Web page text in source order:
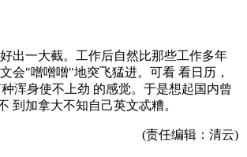
出一大截。工作后自然比那些工作多年
会"噌噌噌"地突飞猛进。可看 看日历，
浑身使不上劲 的感觉。于是想起国内曾
到加拿大不知自己英文忒糟。
(责任编辑：清云)